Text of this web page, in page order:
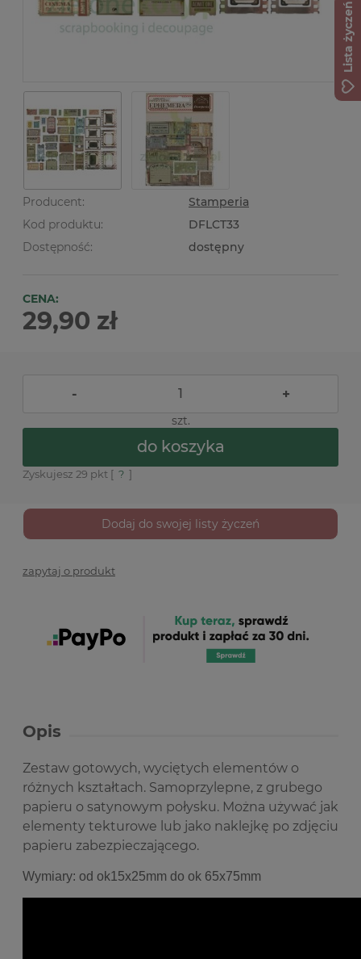
Producent:
Stamperia
Kod produktu:
DFLCT33
Dostępność:
dostępny
CENA:
29,90 zł
- +
szt.
do koszyka
Zyskujesz 29 pkt [ ? ]
Dodaj do swojej listy życzeń
zapytaj o produkt
Opis
Zestaw gotowych, wyciętych elementów o
różnych kształtach. Samoprzylepne, z grubego
papieru o satynowym połysku. Można używać jak
elementy tekturowe lub jako naklejkę po zdjęciu
papieru zabezpieczającego.
Wymiary: od ok15x25mm do ok 65x75mm
Lista życzeń